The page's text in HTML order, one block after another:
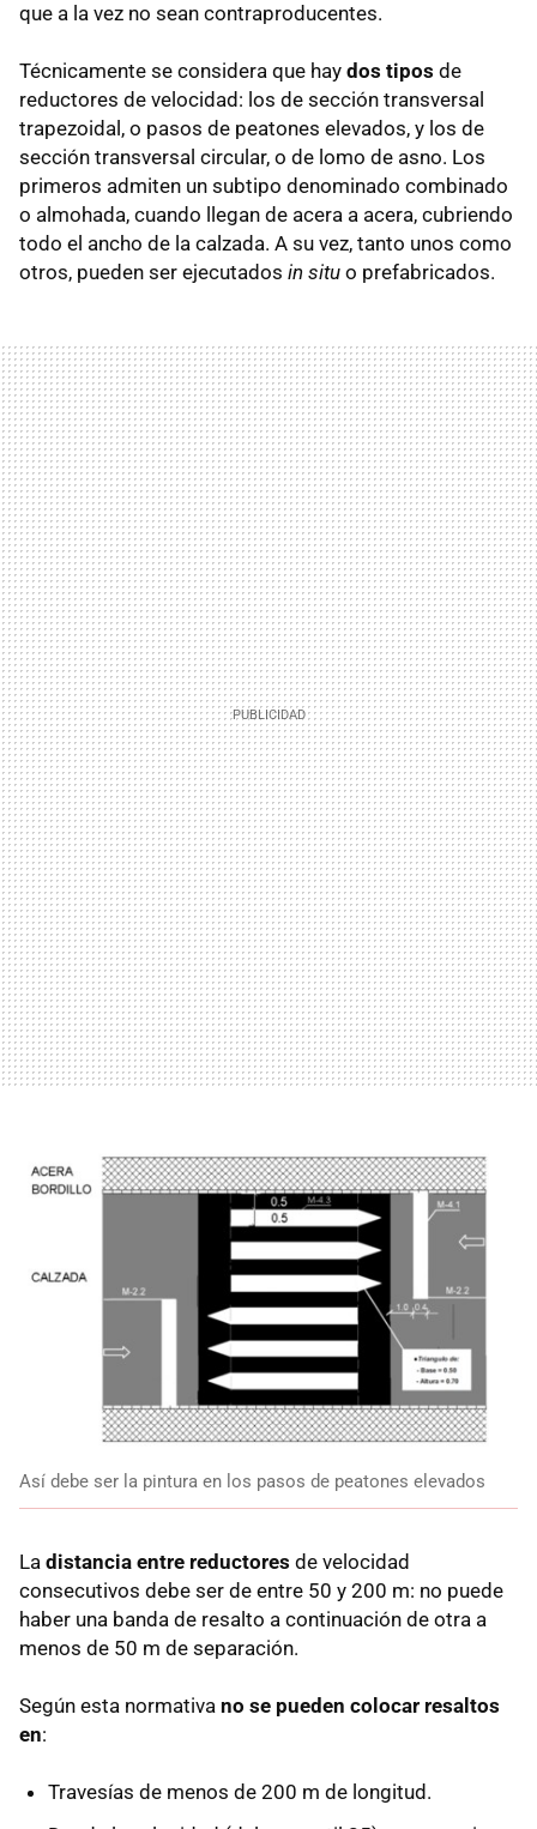
que a la vez no sean contraproducentes.
Técnicamente se considera que hay dos tipos de
reductores de velocidad: los de sección transversal
trapezoidal, o pasos de peatones elevados, y los de
sección transversal circular, o de lomo de asno. Los
primeros admiten un subtipo denominado combinado
o almohada, cuando llegan de acera a acera, cubriendo
todo el ancho de la calzada. A su vez, tanto unos como
otros, pueden ser ejecutados in situ o prefabricados.
Así debe ser la pintura en los pasos de peatones elevados
La distancia entre reductores de velocidad
consecutivos debe ser de entre 50 y 200 m: no puede
haber una banda de resalto a continuación de otra a
menos de 50 m de separación.
Según esta normativa no se pueden colocar resaltos
en:
Travesías de menos de 200 m de longitud.